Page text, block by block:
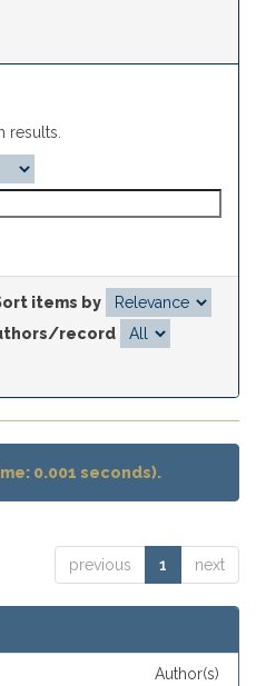
results.
items by
record
0.001 seconds).
previous 1 next
Author(s)